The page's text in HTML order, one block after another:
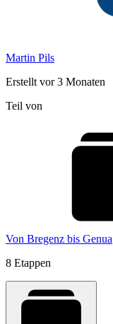
Martin Pils
Erstellt vor 3 Monaten
Teil von
Von Bregenz bis Genua
8 Etappen